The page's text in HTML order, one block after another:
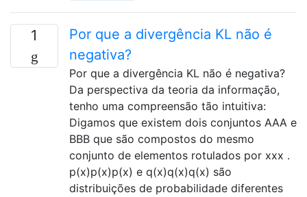
1
Por que a divergência KL não é
negativa?
Por que a divergência KL não é negativa?
Da perspectiva da teoria da informação,
tenho uma compreensão tão intuitiva:
Digamos que existem dois conjuntos AAA e
BBB que são compostos do mesmo
conjunto de elementos rotulados por xxx .
p(x)p(x)p(x) e q(x)q(x)q(x) são
distribuições de probabilidade diferentes